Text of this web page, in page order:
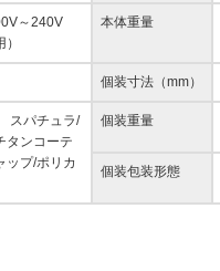
～240V
本体重量
個装寸法（mm）
スパチュラ/
タンコーテ
プ/ポリカ
個装重量
個装包装形態